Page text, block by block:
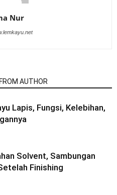
Nur
AUTHOR
Lapis, Fungsi, Kelebihan,
Solvent, Sambungan
Finishing